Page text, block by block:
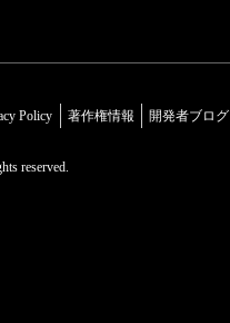
Policy 著作権情報 開発者ブログ
reserved.